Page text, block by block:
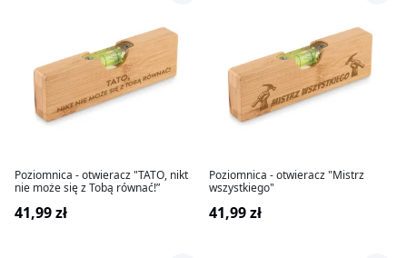
Poziomnica - otwieracz "TATO, nikt
nie może się z Tobą równać!”
41,99 zł
Poziomnica - otwieracz "Mistrz
wszystkiego"
41,99 zł